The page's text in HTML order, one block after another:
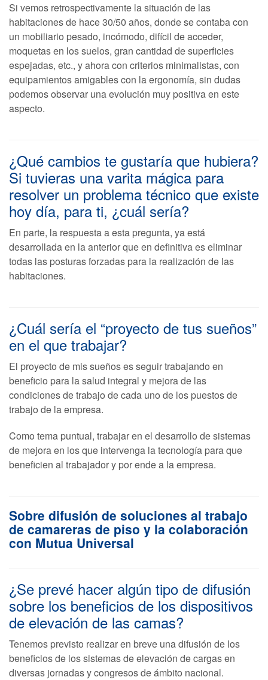
Si vemos retrospectivamente la situación de las
habitaciones de hace 30/50 años, donde se contaba con
un mobiliario pesado, incómodo, difícil de acceder,
moquetas en los suelos, gran cantidad de superficies
espejadas, etc., y ahora con criterios minimalistas, con
equipamientos amigables con la ergonomía, sin dudas
podemos observar una evolución muy positiva en este
aspecto.
¿Qué cambios te gustaría que hubiera?
Si tuvieras una varita mágica para
resolver un problema técnico que existe
hoy día, para ti, ¿cuál sería?
En parte, la respuesta a esta pregunta, ya está
desarrollada en la anterior que en definitiva es eliminar
todas las posturas forzadas para la realización de las
habitaciones.
¿Cuál sería el “proyecto de tus sueños”
en el que trabajar?
El proyecto de mis sueños es seguir trabajando en
beneficio para la salud integral y mejora de las
condiciones de trabajo de cada uno de los puestos de
trabajo de la empresa.
Como tema puntual, trabajar en el desarrollo de sistemas
de mejora en los que intervenga la tecnología para que
beneficien al trabajador y por ende a la empresa.
Sobre difusión de soluciones al trabajo
de camareras de piso y la colaboración
con Mutua Universal
¿Se prevé hacer algún tipo de difusión
sobre los beneficios de los dispositivos
de elevación de las camas?
Tenemos previsto realizar en breve una difusión de los
beneficios de los sistemas de elevación de cargas en
diversas jornadas y congresos de ámbito nacional.